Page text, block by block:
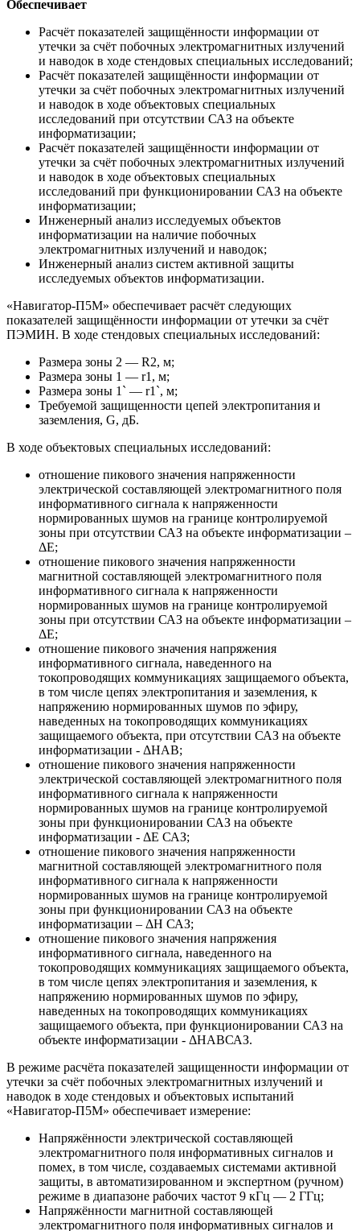
Обеспечивает
Расчёт показателей защищённости информации от
утечки за счёт побочных электромагнитных излучений
и наводок в ходе стендовых специальных исследований;
Расчёт показателей защищённости информации от
утечки за счёт побочных электромагнитных излучений
и наводок в ходе объектовых специальных
исследований при отсутствии САЗ на объекте
информатизации;
Расчёт показателей защищённости информации от
утечки за счёт побочных электромагнитных излучений
и наводок в ходе объектовых специальных
исследований при функционировании САЗ на объекте
информатизации;
Инженерный анализ исследуемых объектов
информатизации на наличие побочных
электромагнитных излучений и наводок;
Инженерный анализ систем активной защиты
исследуемых объектов информатизации.
«Навигатор-П5М» обеспечивает расчёт следующих
показателей защищённости информации от утечки за счёт
ПЭМИН. В ходе стендовых специальных исследований:
Размера зоны 2 ― R2, м;
Размера зоны 1 ― r1, м;
Размера зоны 1` ― r1`, м;
Требуемой защищенности цепей электропитания и
заземления, G, дБ.
В ходе объектовых специальных исследований:
отношение пикового значения напряженности
электрической составляющей электромагнитного поля
информативного сигнала к напряженности
нормированных шумов на границе контролируемой
зоны при отсутствии САЗ на объекте информатизации –
ΔЕ;
отношение пикового значения напряженности
магнитной составляющей электромагнитного поля
информативного сигнала к напряженности
нормированных шумов на границе контролируемой
зоны при отсутствии САЗ на объекте информатизации –
ΔЕ;
отношение пикового значения напряжения
информативного сигнала, наведенного на
токопроводящих коммуникациях защищаемого объекта,
в том числе цепях электропитания и заземления, к
напряжению нормированных шумов по эфиру,
наведенных на токопроводящих коммуникациях
защищаемого объекта, при отсутствии САЗ на объекте
информатизации - ΔНАВ;
отношение пикового значения напряженности
электрической составляющей электромагнитного поля
информативного сигнала к напряженности
нормированных шумов на границе контролируемой
зоны при функционировании САЗ на объекте
информатизации - ΔЕ САЗ;
отношение пикового значения напряженности
магнитной составляющей электромагнитного поля
информативного сигнала к напряженности
нормированных шумов на границе контролируемой
зоны при функционировании САЗ на объекте
информатизации – ΔН САЗ;
отношение пикового значения напряжения
информативного сигнала, наведенного на
токопроводящих коммуникациях защищаемого объекта,
в том числе цепях электропитания и заземления, к
напряжению нормированных шумов по эфиру,
наведенных на токопроводящих коммуникациях
защищаемого объекта, при функционировании САЗ на
объекте информатизации - ΔНАВСАЗ.
В режиме расчёта показателей защищенности информации от
утечки за счёт побочных электромагнитных излучений и
наводок в ходе стендовых и объектовых испытаний
«Навигатор-П5М» обеспечивает измерение:
Напряжённости электрической составляющей
электромагнитного поля информативных сигналов и
помех, в том числе, создаваемых системами активной
защиты, в автоматизированном и экспертном (ручном)
режиме в диапазоне рабочих частот 9 кГц ― 2 ГГц;
Напряжённости магнитной составляющей
электромагнитного поля информативных сигналов и